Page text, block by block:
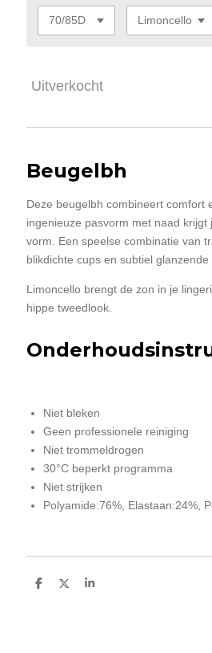
Uitverkocht
Beugelbh
Deze beugelbh combineert comfort
ingenieuze pasvorm met naad
vorm. Een speelse combinatie van
blikdichte cups en subtiel glanzende
Limoncello brengt de zon in je
hippe tweedlook.
Niet bleken
Geen professionele reiniging
Niet trommeldrogen
30°C beperkt programma
Niet strijken
Polyamide:76%, Elastaan:24%,
D
D
S